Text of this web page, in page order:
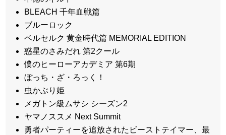
BLEACH 千年血戦篇
ブルーロック
ベルセルク 黄金時代篇 MEMORIAL EDITION
惑星のさみだれ 第2クール
僕のヒーローアカデミア 第6期
ぼっち・ざ・ろっく！
虫かぶり姫
メガトン級ムサシ シーズン2
ヤマノススメ Next Summit
勇者パーティーを追放されたビーストテイマー、最